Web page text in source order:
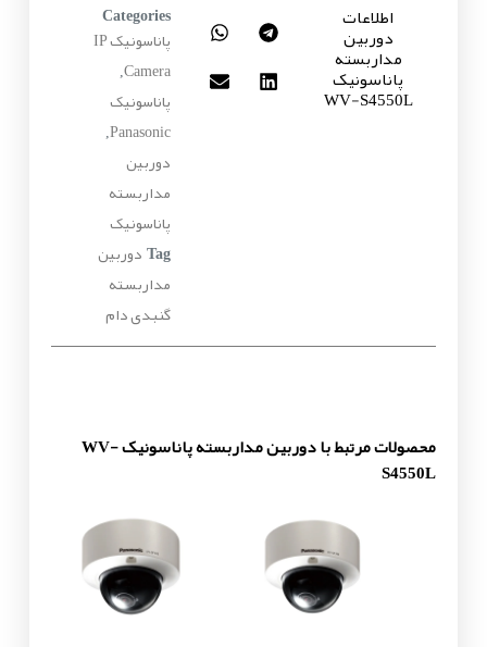
اطلاعات
دوربین
مداربسته
پاناسونیک
WV-S4550L
Categories
پاناسونیک IP
Camera
,
پاناسونیک
Panasonic
,
دوربین
مداربسته
پاناسونیک
Tag دوربین
مداربسته
گنبدی دام
محصولات مرتبط با دوربین مداربسته پاناسونیک WV-
S4550L